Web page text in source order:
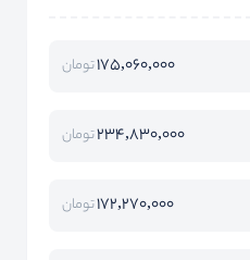
175,060,000تومان
234,830,000تومان
172,270,000تومان